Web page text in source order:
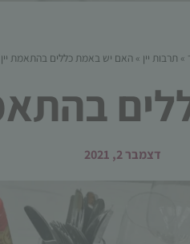
» תרבות יין » האם יש באמת כללים בהתאמת יין
דצמבר 2, 2021